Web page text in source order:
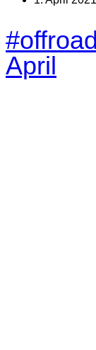
April